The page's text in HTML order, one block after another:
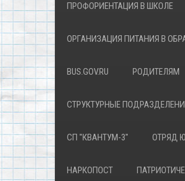
ПРОФОРИЕНТАЦИЯ В ШКОЛЕ
ОРГАНИЗАЦИЯ ПИТАНИЯ В
BUS.GOV.RU РОДИТЕЛЯМ
СТРУКТУРНЫЕ
СП "КВАНТУМ-3" ОТРЯД
НАРКОПОСТ